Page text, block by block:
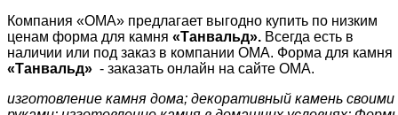
Компания «ОМА» предлагает выгодно купить по низким
ценам форма для камня «Танвальд». Всегда есть в
наличии или под заказ в компании ОМА. Форма для камня
«Танвальд» - заказать онлайн на сайте ОМА.
изготовление камня дома; декоративный камень своими